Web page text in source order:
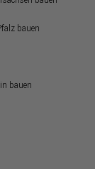
bauen
bauen